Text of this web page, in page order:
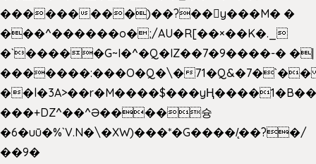
���������)��?��򥞾y���M� �
���^������o�;/AU�R[��×��K�._
�`�����G~I�^�Q�IZ��7�9����-� �|
�������:���O�Q�\�
���+DZ^��^Ə����슝
�6�uū�%`V.N�\�XW)���*�G����/̨��?�/
��9�